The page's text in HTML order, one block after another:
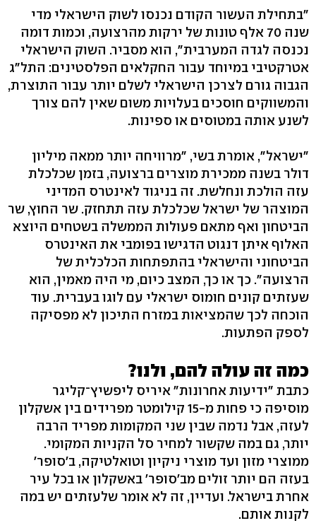
"בתחילת העשור הקודם נכנסו לשוק הישראלי מדי
שנה 70 אלף טונות של ירקות מהרצועה, וכמות דומה
נכנסה לגדה המערבית‭,"‬ הוא מסביר. השוק הישראלי
אטרקטיבי במיוחד עבור החקלאים הפלסטינים: התל"ג
הגבוה גורם לצרכן הישראלי לשלם יותר עבור התוצרת,
והמשווקים חוסכים בעלויות משום שאין להם צורך
לשנע אותה במטוסים או ספינות.
"ישראל‭,"‬ אומרת בשי, "מרוויחה יותר ממאה מיליון
דולר בשנה ממכירת מוצרים ברצועה, בזמן שכלכלת
עזה הולכת ונחלשת. זה בניגוד לאינטרס המדיני
המוצהר של ישראל שכלכלת עזה תתחזק. שר החוץ, שר
הביטחון ואף מתאם פעולות הממשלה בשטחים היוצא
האלוף איתן דנגוט הדגישו בפומבי את האינטרס
הביטחוני והישראלי בהתפתחות הכלכלית של
הרצועה‭."‬ כך או כך, המצב כיום, מי היה מאמין, הוא
שעזתים קונים חומוס ישראלי עם לוגו בעברית. עוד
הוכחה לכך שהמציאות במזרח התיכון לא מפסיקה
לספק הפתעות.
כמה זה עולה להם, ולנו?
כתבת "ידיעות אחרונות" איריס ליפשיץ־קליגר
מוסיפה כי פחות מ‭15-‬ קילומטר מפרידים בין אשקלון
לעזה, אבל נדמה שבין שני המקומות מפריד הרבה
יותר, גם במה שקשור למחיר סל הקניות המקומי.
ממוצרי מזון ועד מוצרי ניקיון וטואלטיקה, ב'סופר'
בעזה הם יותר זולים מב'סופר' באשקלון או בכל עיר
אחרת בישראל. ועדיין, זה לא אומר שלעזתים יש במה
לקנות אותם.